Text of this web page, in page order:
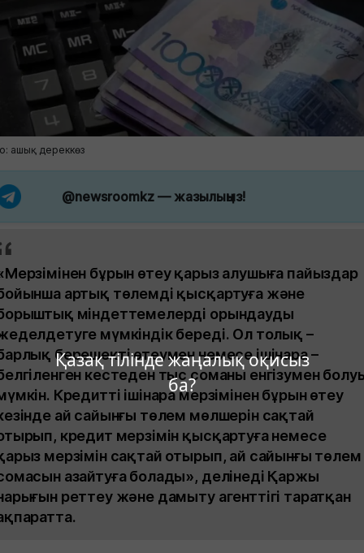
Қазақ тілінде жаңалық оқисыз
ба?
ашық дереккөз
@newsroomkz— жазылыңыз!
бұрын өтеу қарыз алушыға пайыздар
артық төлемді қысқартуға және
міндеттемелерді орындауды
мүмкіндік береді. Ол толық –
берешекті өтеумен немесе ішінара –
кестеден тыс соманы енгізумен
Кредитті ішінара мерзімінен бұрын өтеу
ай сайынғы төлем мөлшерін сақтай
кредит мерзімін қысқартуға немесе
мерзімін сақтай отырып, ай сайынғы төлем
азайтуға болады», делінеді Қаржы
реттеу және дамыту агенттігі таратқан